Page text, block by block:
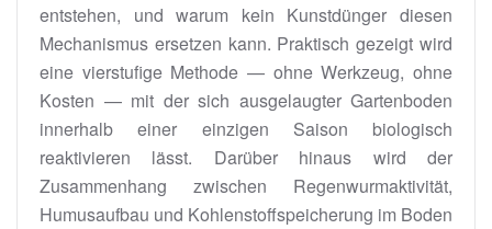
entstehen, und warum kein Kunstdünger diesen
Mechanismus ersetzen kann. Praktisch gezeigt wird
eine vierstufige Methode — ohne Werkzeug, ohne
Kosten — mit der sich ausgelaugter Gartenboden
innerhalb einer einzigen Saison biologisch
reaktivieren lässt. Darüber hinaus wird der
Zusammenhang zwischen Regenwurmaktivität,
Humusaufbau und Kohlenstoffspeicherung im Boden